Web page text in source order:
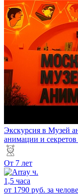
Экскурсия в Музей
анимации и секретов
От 7 лет
1,5 часа
от 1790 руб. за